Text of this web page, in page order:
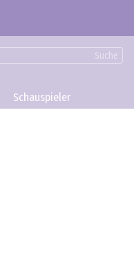
Suche
Schauspieler